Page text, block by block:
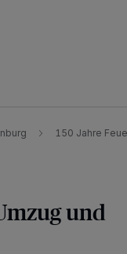
150 Jahre
und